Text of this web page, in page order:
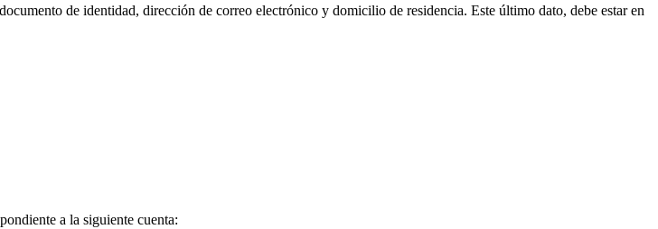
de identidad, dirección de correo electrónico y domicilio de residencia. Este último dato, debe estar en
a la siguiente cuenta: